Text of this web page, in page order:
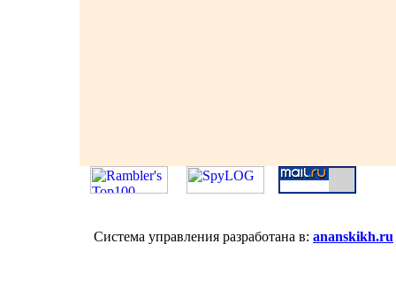
Система управления разработана в: ananskikh.ru